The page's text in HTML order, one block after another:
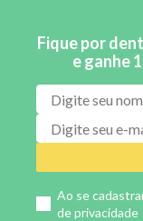
Fique por
e ganhe
Ao se
de privacidade